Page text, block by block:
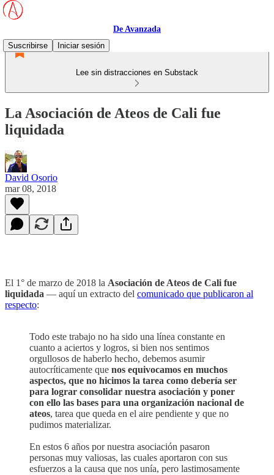
De Avanzada
Suscribirse
Iniciar sesión
Lee sin distracciones en Substack
La Asociación de Ateos de Cali fue
liquidada
David Osorio
mar 08, 2018
El 1° de marzo de 2018 la Asociación de Ateos de Cali fue
liquidada — aquí un extracto del comunicado que publicaron al
respecto:
Todo este trabajo no ha sido una línea constante en
cuanto a aciertos y logros, si bien nos sentimos
orgullosos de haberlo hecho, debemos asumir
autocríticamente que nos equivocamos en muchos
aspectos, que no hicimos la tarea como debería ser
para lograr consolidar nuestra asociación y poner
con ello las bases para una organización nacional de
ateos, tarea que queda en el aire pendiente y que no
pudimos materializar.
En estos 6 años por nuestra asociación pasaron
personas muy valiosas, las cuales aportaron con sus
esfuerzos a la causa que nos unía, pero lastimosamente